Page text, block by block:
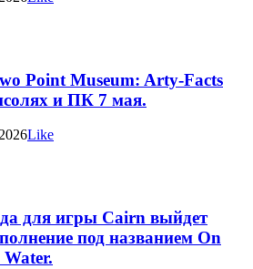
Point Museum: Arty-Facts
и ПК 7 мая.
Like
для игры Cairn выйдет
под названием On